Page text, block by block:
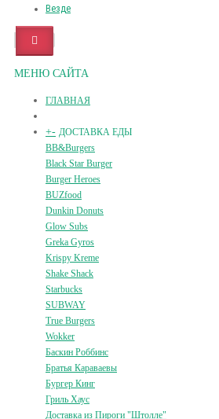
Везде
МЕНЮ САЙТА
ГЛАВНАЯ
+- ДОСТАВКА ЕДЫ
BB&Burgers
Black Star Burger
Burger Heroes
BUZfood
Dunkin Donuts
Glow Subs
Greka Gyros
Krispy Kreme
Shake Shack
Starbucks
SUBWAY
True Burgers
Wokker
Баскин Роббинс
Братья Караваевы
Бургер Кинг
Гриль Хаус
Доставка из Пироги "Штолле"